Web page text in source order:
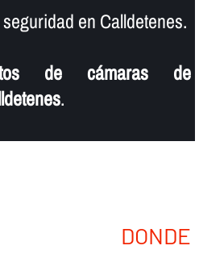
en Calldetenes.
de cámaras de
.
DONDE